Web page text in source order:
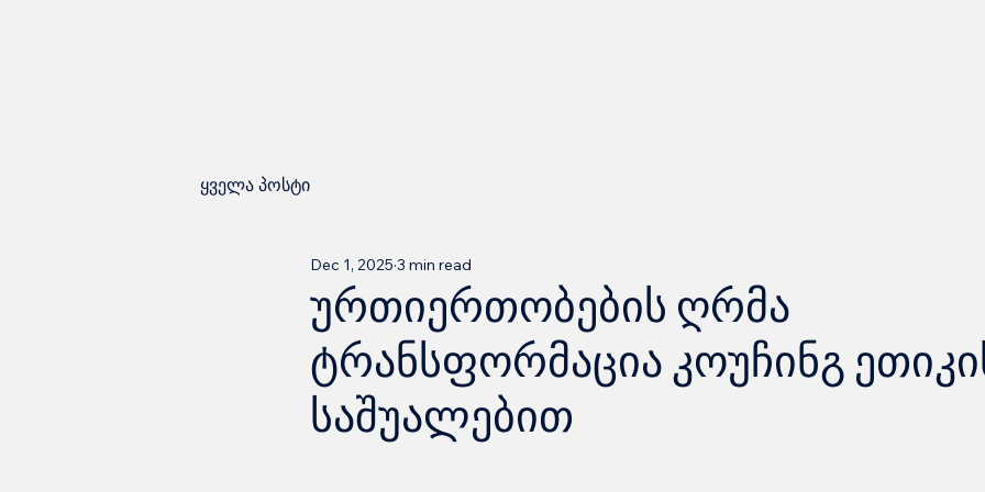
ყველა პოსტი
ურთიერთობების ღრმა
ტრანსფორმაცია კოუჩინგ
საშუალებით
Dec 1, 2025 3 min read